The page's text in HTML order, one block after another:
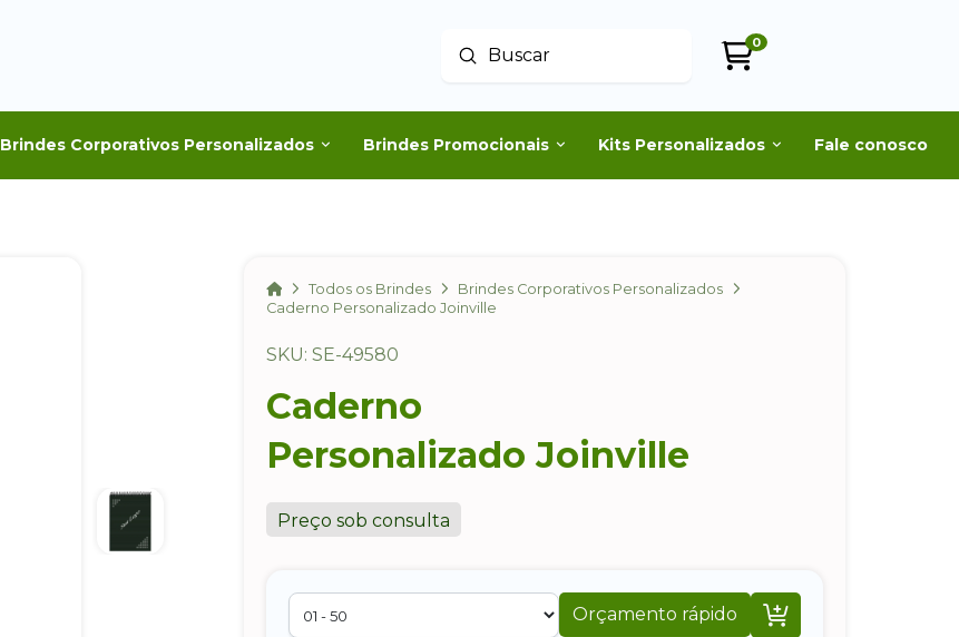
Buscar
Enviar
0
Brindes Corporativos Personalizados Brindes Promocionais Kits Personalizados Fale conosco
HomeTodos os Brindes
Brindes Corporativos Personalizados
Caderno Personalizado Joinville
SKU: SE-49580
Caderno
Personalizado Joinville
Preço sob consulta
Orçamento rápido 